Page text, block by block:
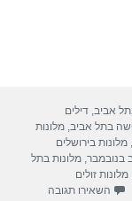
אביב ,דילים
בתל אביב ,מלונות
,מלונות בירושלים
בנובמבר ,מלונות בתל
,מלונות זולים
השאירו תגובה